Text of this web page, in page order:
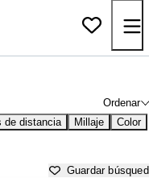
Ordenar
de distancia Millaje Color
Guardar